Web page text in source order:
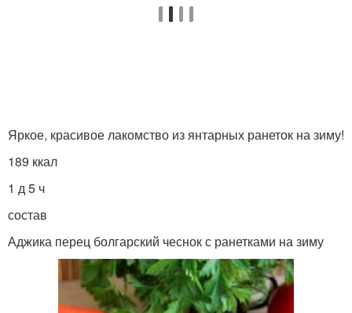
Яркое, красивое лакомство из янтарных ранеток на зиму!
189 ккал
1 д 5 ч
состав
Аджика перец болгарский чеснок с ранетками на зиму